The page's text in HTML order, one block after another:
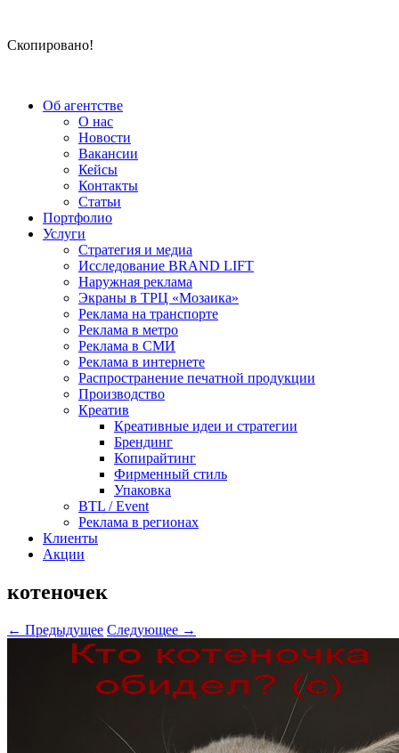
Скопировано!
Об агентстве
О нас
Новости
Вакансии
Кейсы
Контакты
Статьи
Портфолио
Услуги
Стратегия и медиа
Исследование BRAND LIFT
Наружная реклама
Экраны в ТРЦ «Мозаика»
Реклама на транспорте
Реклама в метро
Реклама в СМИ
Реклама в интернете
Распространение печатной продукции
Производство
Креатив
Креативные идеи и стратегии
Брендинг
Копирайтинг
Фирменный стиль
Упаковка
BTL / Event
Реклама в регионах
Клиенты
Акции
котеночек
← Предыдущее Следующее →